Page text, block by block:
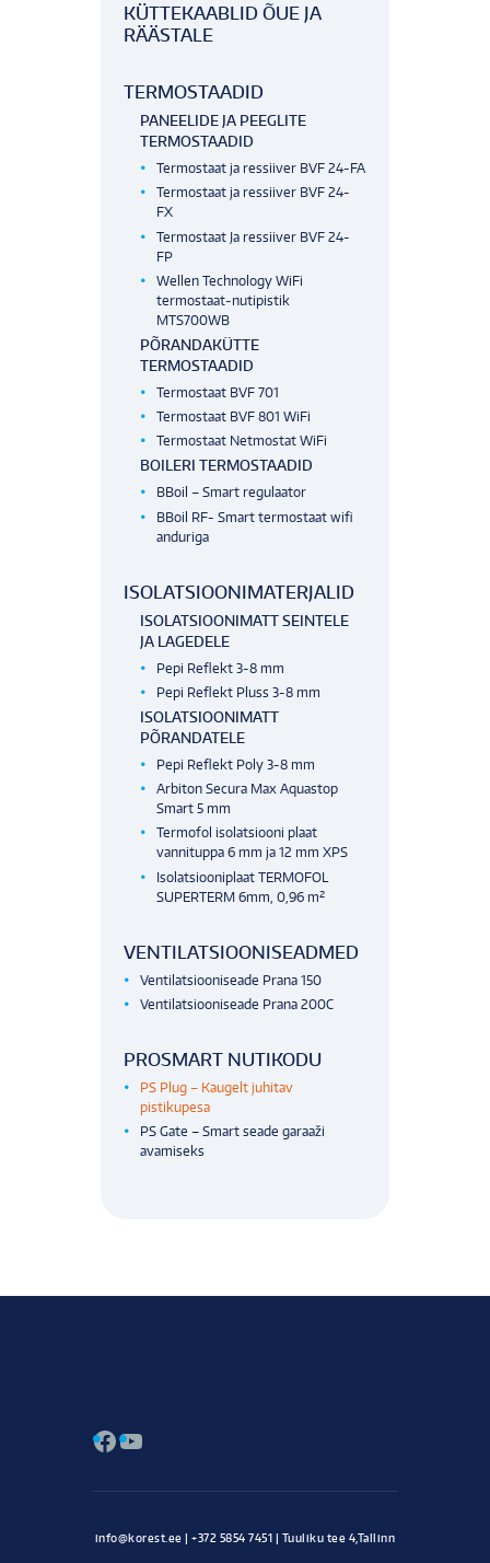
KÜTTEKAABLID ÕUE JA
RÄÄSTALE
TERMOSTAADID
PANEELIDE JA PEEGLITE
TERMOSTAADID
Termostaat ja ressiiver BVF 24-FA
Termostaat ja ressiiver BVF 24-
FX
Termostaat Ja ressiiver BVF 24-
FP
Wellen Technology WiFi
termostaat-nutipistik
MTS700WB
PÕRANDAKÜTTE
TERMOSTAADID
Termostaat BVF 701
Termostaat BVF 801 WiFi
Termostaat Netmostat WiFi
BOILERI TERMOSTAADID
BBoil – Smart regulaator
BBoil RF- Smart termostaat wifi
anduriga
ISOLATSIOONIMATERJALID
ISOLATSIOONIMATT SEINTELE
JA LAGEDELE
Pepi Reflekt 3-8 mm
Pepi Reflekt Pluss 3-8 mm
ISOLATSIOONIMATT
PÕRANDATELE
Pepi Reflekt Poly 3-8 mm
Arbiton Secura Max Aquastop
Smart 5 mm
Termofol isolatsiooni plaat
vannituppa 6 mm ja 12 mm XPS
Isolatsiooniplaat TERMOFOL
SUPERTERM 6mm, 0,96 m²
VENTILATSIOONISEADMED
Ventilatsiooniseade Prana 150
Ventilatsiooniseade Prana 200C
PROSMART NUTIKODU
PS Plug – Kaugelt juhitav
pistikupesa
PS Gate – Smart seade garaaži
avamiseks
Facebook
YouTube